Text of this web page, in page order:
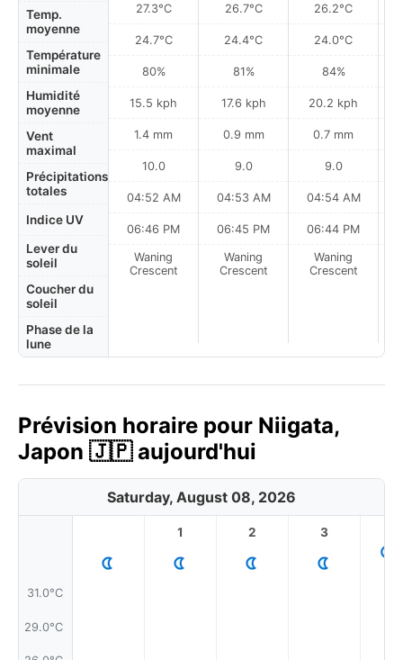
Temp.
moyenne
Température
minimale
Humidité
moyenne
Vent
maximal
Précipitations
totales
Indice UV
Lever du
soleil
Coucher du
soleil
Phase de la
lune
27.3°C
24.7°C
80%
15.5 kph
1.4 mm
10.0
04:52 AM
06:46 PM
Waning
Crescent
26.7°C
24.4°C
81%
17.6 kph
0.9 mm
9.0
04:53 AM
06:45 PM
Waning
Crescent
26.2°C
24.0°C
84%
20.2 kph
0.7 mm
9.0
04:54 AM
06:44 PM
Waning
Crescent
Prévision horaire pour Niigata,
Japon 🇯🇵 aujourd'hui
Saturday, August 08, 2026
31.0°C
29.0°C
1 2 3